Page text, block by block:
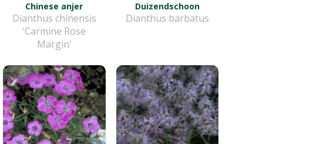
Chinese anjer
Dianthus chinensis
'Carmine Rose
Margin'
Duizendschoon
Dianthus barbatus